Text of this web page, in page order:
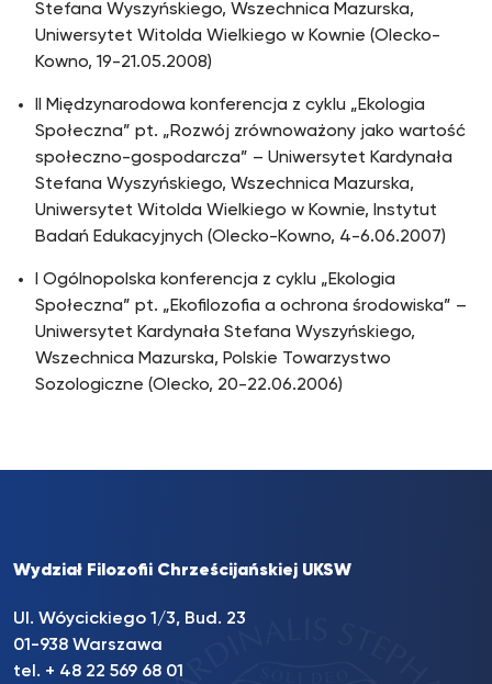
Stefana Wyszyńskiego, Wszechnica Mazurska,
Uniwersytet Witolda Wielkiego w Kownie (Olecko-
Kowno, 19-21.05.2008)
II Międzynarodowa konferencja z cyklu „Ekologia
Społeczna” pt. „Rozwój zrównoważony jako wartość
społeczno-gospodarcza” – Uniwersytet Kardynała
Stefana Wyszyńskiego, Wszechnica Mazurska,
Uniwersytet Witolda Wielkiego w Kownie, Instytut
Badań Edukacyjnych (Olecko-Kowno, 4-6.06.2007)
I Ogólnopolska konferencja z cyklu „Ekologia
Społeczna” pt. „Ekofilozofia a ochrona środowiska” –
Uniwersytet Kardynała Stefana Wyszyńskiego,
Wszechnica Mazurska, Polskie Towarzystwo
Sozologiczne (Olecko, 20-22.06.2006)
Wydział Filozofii Chrześcijańskiej UKSW
Ul. Wóycickiego 1/3, Bud. 23
01-938 Warszawa
tel. + 48 22 569 68 01